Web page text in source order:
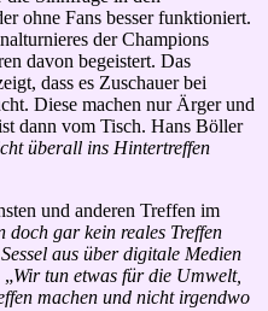
ohne Fans besser funktioniert.
der Champions
davon begeistert. Das
dass es Zuschauer bei
Diese machen nur Ärger und
dann vom Tisch. Hans Böller
überall ins Hintertreffen
und anderen Treffen im
doch gar kein reales Treffen
aus über digitale Medien
„Wir tun etwas für die Umwelt,
machen und nicht irgendwo